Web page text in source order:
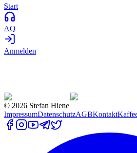
Start
AQ
Anmelden
© 2026 Stefan Hiene
ImpressumDatenschutzAGBKontakt